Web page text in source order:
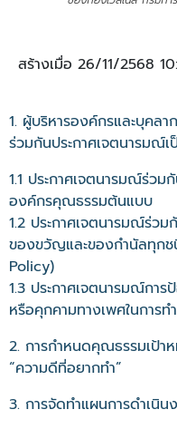
สร้างเมื่อ 26/11/2568
1. ผู้บริหารองค์กรและบุคล
ร่วมกันประกาศเจตนารม
1.1 ประกาศเจตนารมณ์ร่วม
องค์กรคุณธรรมต้นแบบ
1.2 ประกาศเจตนารมณ์ร่วม
ของขวัญและของกำนัลทุก
Policy)
1.3 ประกาศเจตนารมณ์กา
หรือคุกคามทางเพศในการท
2. การกำหนดคุณธรรมเป้า
“ความดีที่อยากทำ”
3. การจัดทำแผนการดำเนิน